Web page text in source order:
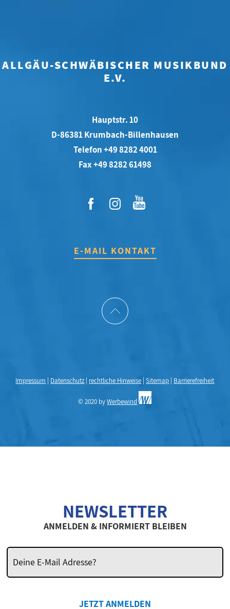
ALLGÄU-SCHWÄBISCHER MUSIKBUND
E.V.
Hauptstr. 10
D-86381 Krumbach-Billenhausen
Telefon +49 8282 4001
Fax +49 8282 61498
E-MAIL KONTAKT
Impressum Datenschutz rechtliche Hinweise |Sitemap Barrierefreiheit
© 2020 byWerbewind
NEWSLETTER
ANMELDEN & INFORMIERT BLEIBEN
JETZT ANMELDEN